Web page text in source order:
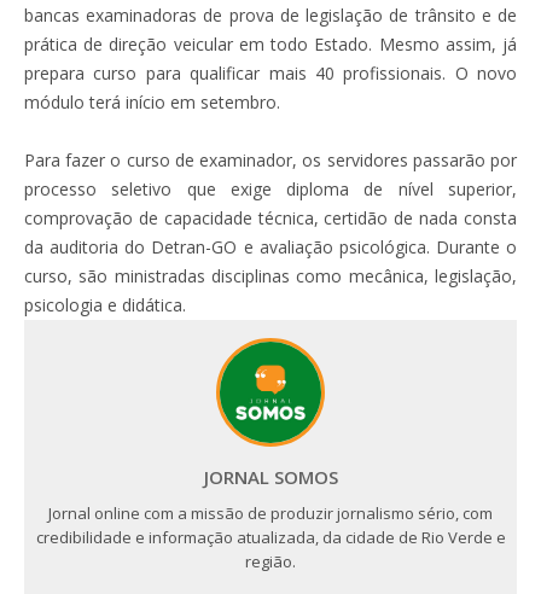
bancas examinadoras de prova de legislação de trânsito e de
prática de direção veicular em todo Estado. Mesmo assim, já
prepara curso para qualificar mais 40 profissionais. O novo
módulo terá início em setembro.
Para fazer o curso de examinador, os servidores passarão por
processo seletivo que exige diploma de nível superior,
comprovação de capacidade técnica, certidão de nada consta
da auditoria do Detran-GO e avaliação psicológica. Durante o
curso, são ministradas disciplinas como mecânica, legislação,
psicologia e didática.
JORNAL SOMOS
Jornal online com a missão de produzir jornalismo sério, com
credibilidade e informação atualizada, da cidade de Rio Verde e
região.